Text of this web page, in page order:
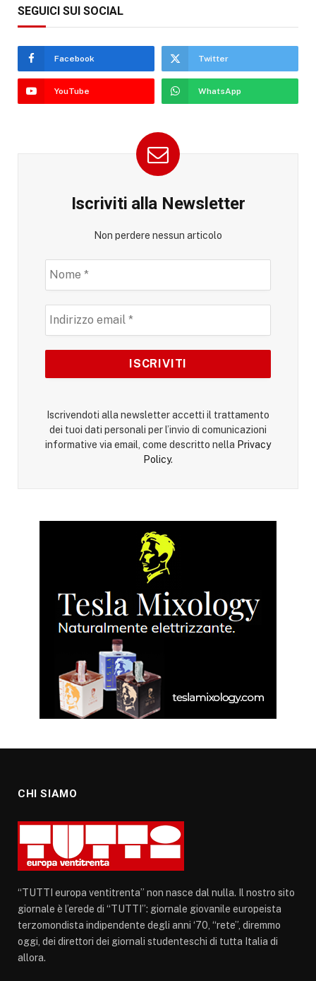
SEGUICI SUI SOCIAL
Facebook Twitter
YouTube WhatsApp
Iscriviti alla Newsletter
Non perdere nessun articolo
Iscrivendoti alla newsletter accetti il trattamento
dei tuoi dati personali per l’invio di comunicazioni
informative via email, come descritto nella Privacy
Policy.
CHI SIAMO
“TUTTI europa ventitrenta” non nasce dal nulla. Il nostro sito
giornale è l’erede di “TUTTI”: giornale giovanile europeista
terzomondista indipendente degli anni ‘70, “rete”, diremmo
oggi, dei direttori dei giornali studenteschi di tutta Italia di
allora.